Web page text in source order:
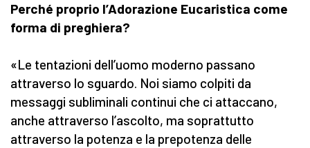
Perché proprio l’Adorazione Eucaristica come
forma di preghiera?
«Le tentazioni dell’uomo moderno passano
attraverso lo sguardo. Noi siamo colpiti da
messaggi subliminali continui che ci attaccano,
anche attraverso l’ascolto, ma soprattutto
attraverso la potenza e la prepotenza delle